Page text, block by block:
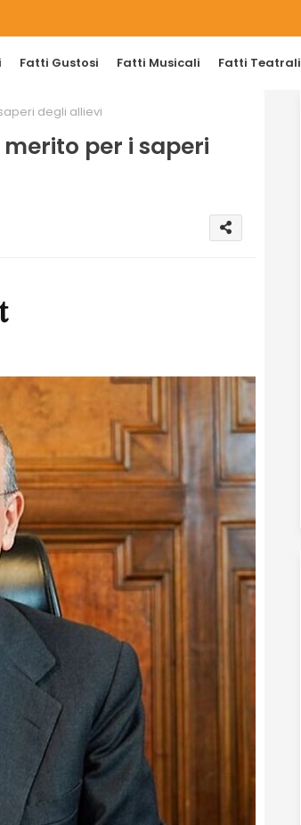
Fatti Gustosi Fatti Musicali Fatti Teatrali
degli allievi
per i saperi